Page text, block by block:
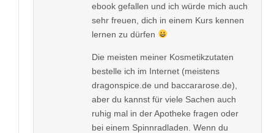
ebook gefallen und ich würde mich auch
sehr freuen, dich in einem Kurs kennen
lernen zu dürfen
Die meisten meiner Kosmetikzutaten
bestelle ich im Internet (meistens
dragonspice.de und baccararose.de),
aber du kannst für viele Sachen auch
ruhig mal in der Apotheke fragen oder
bei einem Spinnradladen. Wenn du